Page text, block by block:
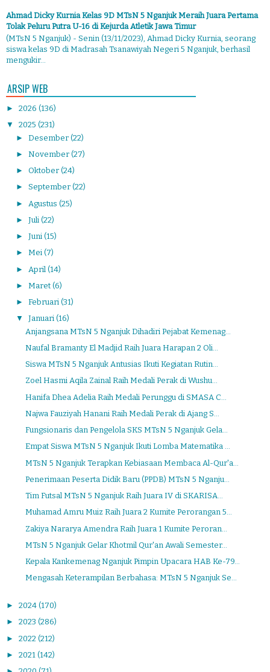
Ahmad Dicky Kurnia Kelas 9D MTsN 5 Nganjuk Meraih Juara Pertama
Tolak Peluru Putra U-16 di Kejurda Atletik Jawa Timur
(MTsN 5 Nganjuk) - Senin (13/11/2023), Ahmad Dicky Kurnia, seorang
siswa kelas 9D di Madrasah Tsanawiyah Negeri 5 Nganjuk, berhasil
mengukir...
ARSIP WEB
► 2026 (136)
▼ 2025 (231)
► Desember (22)
► November (27)
► Oktober (24)
► September (22)
► Agustus (25)
► Juli (22)
► Juni (15)
► Mei (7)
► April (14)
► Maret (6)
► Februari (31)
▼ Januari (16)
Anjangsana MTsN 5 Nganjuk Dihadiri Pejabat Kemenag...
Naufal Bramanty El Madjid Raih Juara Harapan 2 Oli...
Siswa MTsN 5 Nganjuk Antusias Ikuti Kegiatan Rutin...
Zoel Hasmi Aqila Zainal Raih Medali Perak di Wushu...
Hanifa Dhea Adelia Raih Medali Perunggu di SMASA C...
Najwa Fauziyah Hanani Raih Medali Perak di Ajang S...
Fungsionaris dan Pengelola SKS MTsN 5 Nganjuk Gela...
Empat Siswa MTsN 5 Nganjuk Ikuti Lomba Matematika ...
MTsN 5 Nganjuk Terapkan Kebiasaan Membaca Al-Qur'a...
Penerimaan Peserta Didik Baru (PPDB) MTsN 5 Nganju...
Tim Futsal MTsN 5 Nganjuk Raih Juara IV di SKARISA...
Muhamad Amru Muiz Raih Juara 2 Kumite Perorangan 5...
Zakiya Nararya Amendra Raih Juara 1 Kumite Peroran...
MTsN 5 Nganjuk Gelar Khotmil Qur'an Awali Semester...
Kepala Kankemenag Nganjuk Pimpin Upacara HAB Ke-79...
Mengasah Keterampilan Berbahasa: MTsN 5 Nganjuk Se...
► 2024 (170)
► 2023 (286)
► 2022 (212)
► 2021 (142)